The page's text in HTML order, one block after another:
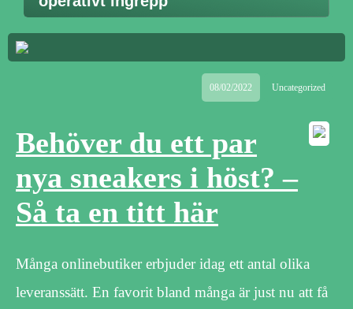
08/02/2022 Uncategorized
Behöver du ett par
nya sneakers i höst? –
Så ta en titt här
Många onlinebutiker erbjuder idag ett antal olika
leveranssätt. En favorit bland många är just nu att få